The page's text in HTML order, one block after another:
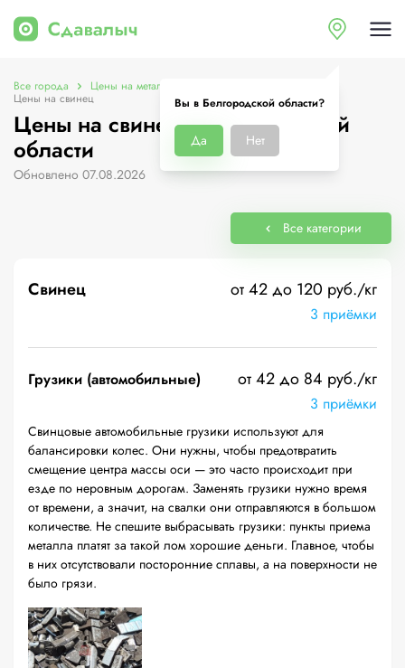
Вы в Белгородской области?
Да Нет
Все города Цены на металлолом в Белгородской области
Цены на свинец
Цены на свинец в Белгородской
области
Обновлено 07.08.2026
Все категории
Свинец от 42 до 120 руб./кг
3 приёмки
Грузики (автомобильные) от 42 до 84 руб./кг
3 приёмки
Свинцовые автомобильные грузики используют для
балансировки колес. Они нужны, чтобы предотвратить
смещение центра массы оси — это часто происходит при
езде по неровным дорогам. Заменять грузики нужно время
от времени, а значит, на свалки они отправляются в большом
количестве. Не спешите выбрасывать грузики: пункты приема
металла платят за такой лом хорошие деньги. Главное, чтобы
в них отсутствовали посторонние сплавы, а на поверхности не
было грязи.